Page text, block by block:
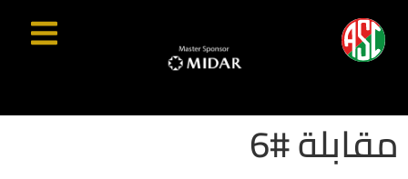
مقابلة #6